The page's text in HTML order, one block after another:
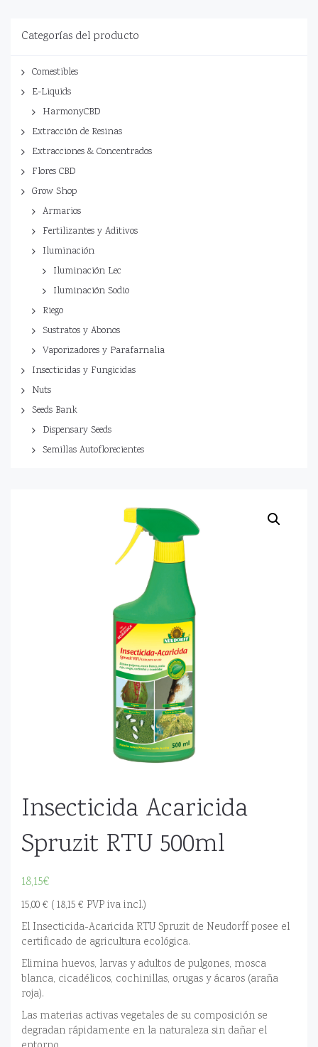
Categorías del producto
Comestibles
E-Liquids
HarmonyCBD
Extracción de Resinas
Extracciones & Concentrados
Flores CBD
Grow Shop
Armarios
Fertilizantes y Aditivos
Iluminación
Iluminación Lec
Iluminación Sodio
Riego
Sustratos y Abonos
Vaporizadores y Parafarnalia
Insecticidas y Fungicidas
Nuts
Seeds Bank
Dispensary Seeds
Semillas Autoflorecientes
Insecticida Acaricida
Spruzit RTU 500ml
18,15€
15,00 € ( 18,15 € PVP iva incl.)
El Insecticida-Acaricida RTU Spruzit de Neudorff posee el
certificado de agricultura ecológica.
Elimina huevos, larvas y adultos de pulgones, mosca
blanca, cicadélicos, cochinillas, orugas y ácaros (araña
roja).
Las materias activas vegetales de su composición se
degradan rápidamente en la naturaleza sin dañar el